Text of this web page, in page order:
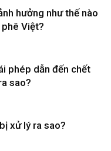
hưởng như thế nào
Việt?
phép dẫn đến chết
sao?
xử lý ra sao?